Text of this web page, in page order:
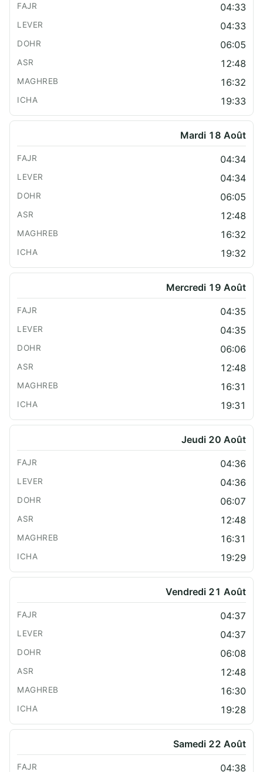
04:33
04:33
06:05
12:48
16:32
19:33
Mardi 18 Août
04:34
04:34
06:05
12:48
16:32
19:32
Mercredi 19 Août
04:35
04:35
06:06
12:48
16:31
19:31
Jeudi 20 Août
04:36
04:36
06:07
12:48
16:31
19:29
Vendredi 21 Août
04:37
04:37
06:08
12:48
16:30
19:28
Samedi 22 Août
04:38